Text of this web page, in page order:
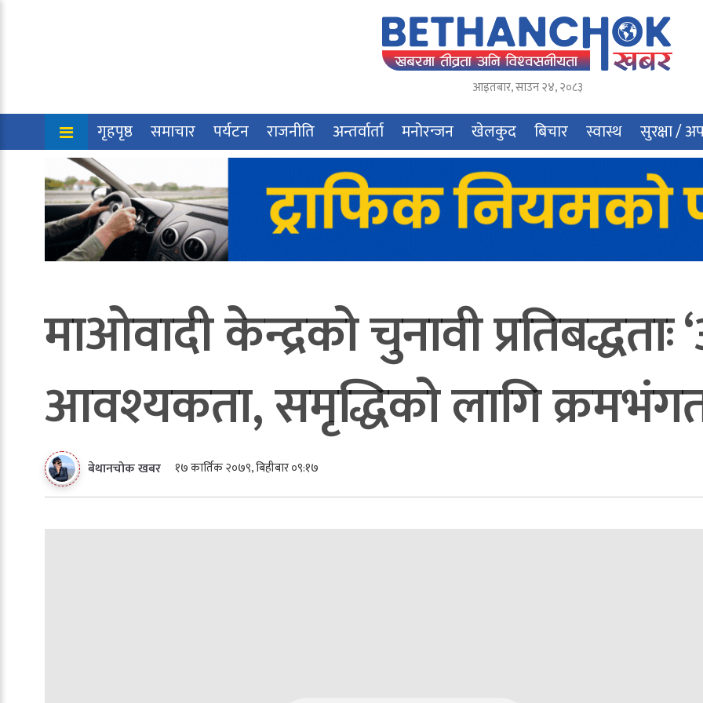
आइतबार,साउन२४,२०८३
गृहपृष्ठ समाचार पर्यटन राजनीति अन्तर्वार्ता मनोरन्जन खेलकुद बिचार स्वास्थ सुरक्षा /
माओवादी केन्द्रको चुनावी
आवश्यकता, समृद्धिको लागि
बेथानचोक खबर १७ कार्तिक २०७९, बिहीबार ०९:१७